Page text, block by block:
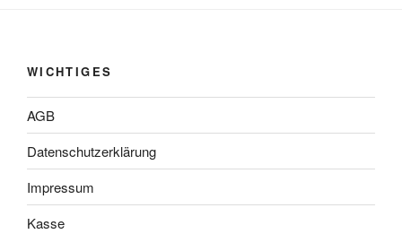
WICHTIGES
AGB
Datenschutzerklärung
Impressum
Kasse